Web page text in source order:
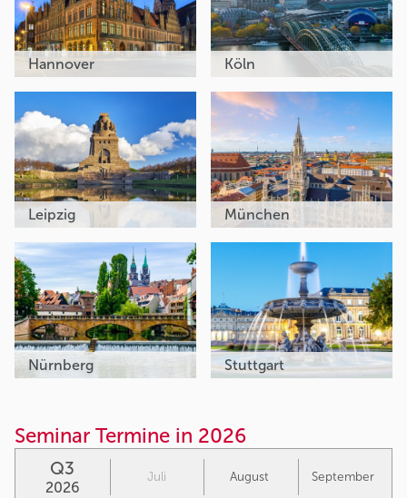
Hannover Köln
Leipzig München
Nürnberg Stuttgart
Seminar Termine in 2026
Q3
2026
Juli August September